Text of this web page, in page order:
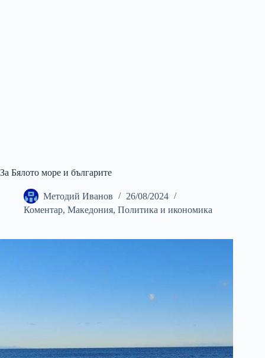
За Бялото море и българите
Методий Иванов
26/08/2024
Коментар, Македония, Политика и икономика